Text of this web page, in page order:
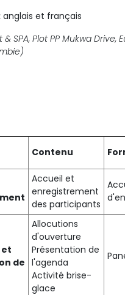
anglais et français
SPA, Plot PP Mukwa Drive,
Contenu
Accueil et
enregistrement
des participants
de
Allocutions
d'ouverture
Présentation de
l'agenda
Activité brise-
glace